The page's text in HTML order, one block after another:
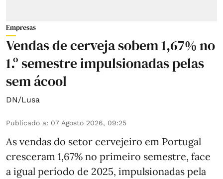
Empresas
Vendas de cerveja sobem 1,67% no
1.º semestre impulsionadas pelas
sem ácool
DN/Lusa
Publicado a: 07 Agosto 2026, 09:25
As vendas do setor cervejeiro em Portugal
cresceram 1,67% no primeiro semestre, face
a igual período de 2025, impulsionadas pela